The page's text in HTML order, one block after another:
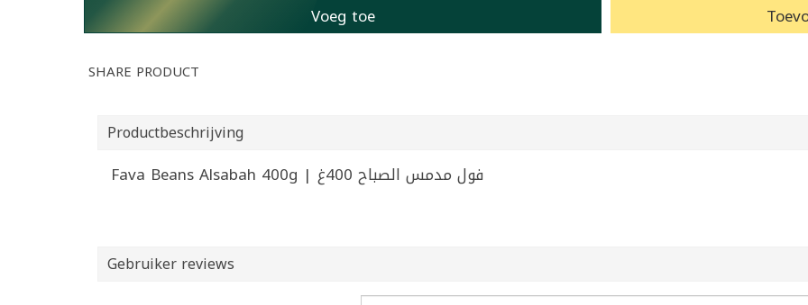
Voeg toe
SHARE PRODUCT
Productbeschrijving
Fava Beans Alsabah 400g | فول مدمس الصباح 400غ
Gebruiker reviews